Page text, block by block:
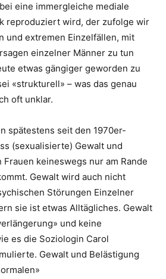
eine immergleiche mediale
reproduziert wird, der zufolge wir
und extremen Einzelfällen, mit
einzelner Männer zu tun
etwas gängiger geworden zu
«strukturell» – was das genau
oft unklar.
spätestens seit den 1970er-
(sexualisierte) Gewalt und
keineswegs nur am Rande
Gewalt wird auch nicht
Störungen Einzelner
sie ist etwas Alltägliches. Gewalt
und keine
es die Soziologin Carol
Gewalt und Belästigung